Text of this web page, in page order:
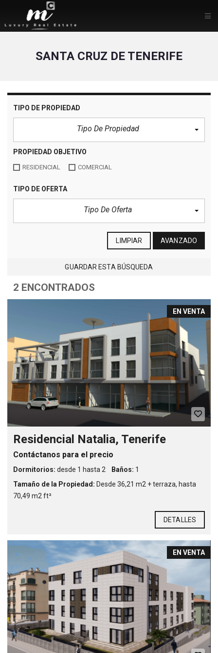
SANTA CRUZ DE TENERIFE
TIPO DE PROPIEDAD
Tipo De Propiedad
PROPIEDAD OBJETIVO
RESIDENCIAL COMERCIAL
TIPO DE OFERTA
Tipo De Oferta
LIMPIAR AVANZADO
GUARDAR ESTA BÚSQUEDA
2 ENCONTRADOS
EN VENTA
Residencial Natalia, Tenerife
Contáctanos para el precio
Dormitorios: desde 1 hasta 2 Baños: 1
Tamaño de la Propiedad: Desde 36,21 m2 + terraza, hasta
70,49 m2 ft²
DETALLES
EN VENTA